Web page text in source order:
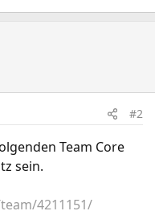
#2
Team Core
sein.
4211151/